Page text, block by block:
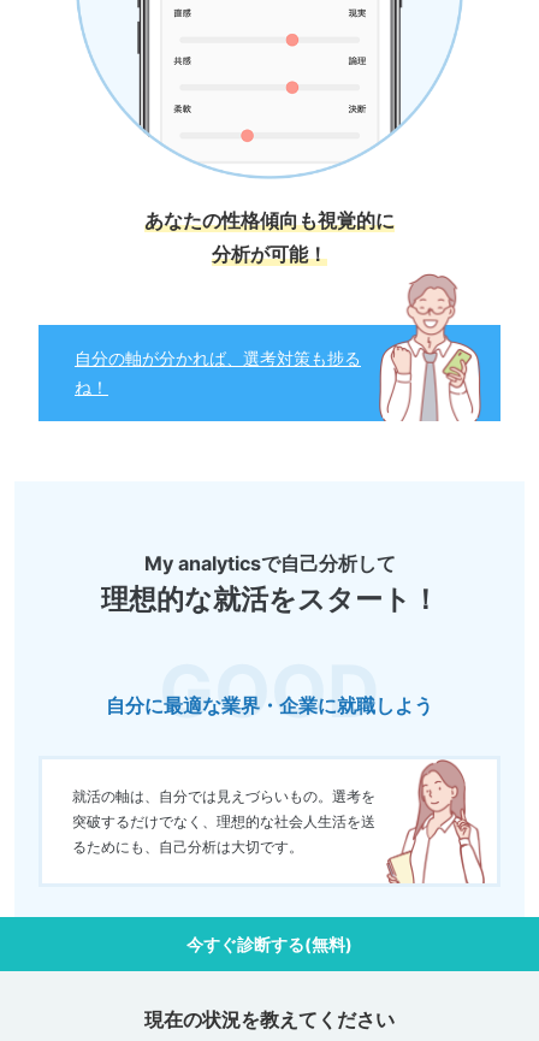
あなたの性格傾向も視覚的に
分析が可能！
自分の軸が分かれば、選考対策も捗る
ね！
My analyticsで自己分析して
理想的な就活をスタート！
自分に最適な業界・企業に就職しよう
就活の軸は、自分では見えづらいもの。選考を
突破するだけでなく、理想的な社会人生活を送
るためにも、自己分析は大切です。
今すぐ診断する(無料)
現在の状況を教えてください